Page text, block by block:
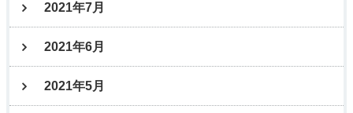
2021年7月
2021年6月
2021年5月